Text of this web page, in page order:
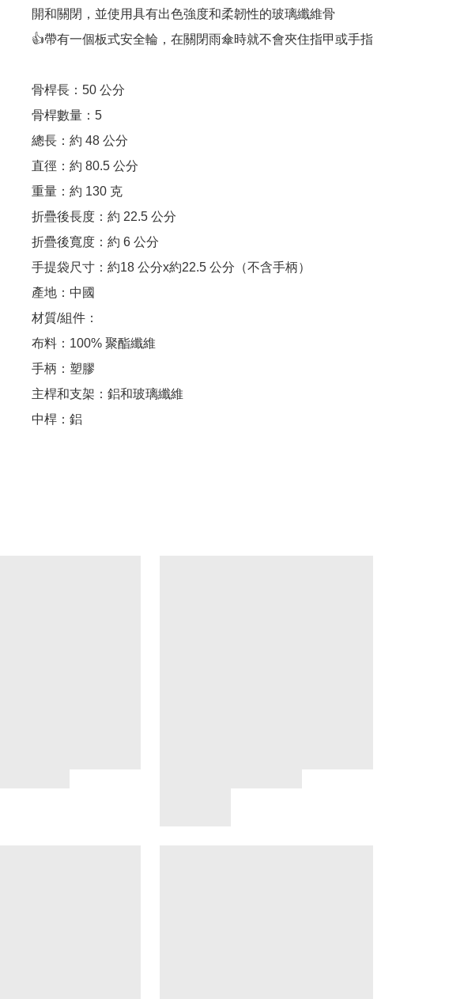
開和關閉，並使用具有出色強度和柔韌性的玻璃纖維骨
👍帶有一個板式安全輪，在關閉雨傘時就不會夾住指甲或手指
骨桿長：50 公分
骨桿數量：5
總長：約 48 公分
直徑：約 80.5 公分
重量：約 130 克
折疊後長度：約 22.5 公分
折疊後寬度：約 6 公分
手提袋尺寸：約18 公分x約22.5 公分（不含手柄）
產地：中國
材質/組件：
布料：100% 聚酯纖維
手柄：塑膠
主桿和支架：鋁和玻璃纖維
中桿：鋁